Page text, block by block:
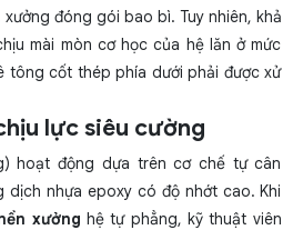
đóng gói bao bì. Tuy nhiên, khả
mài mòn cơ học của hệ lăn ở mức
tông cốt thép phía dưới phải được xử
lực siêu cường
hoạt động dựa trên cơ chế tự cân
nhựa epoxy có độ nhớt cao. Khi
xưởng hệ tự phẳng, kỹ thuật viên